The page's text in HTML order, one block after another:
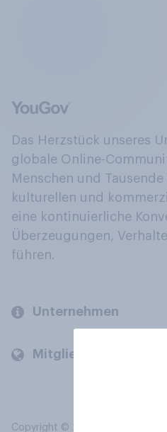
Das Herzstück unseres
globale Online-
Menschen und
kulturellen und
eine kontinuierliche
Überzeugungen,
führen.
Unternehmen
Mitglieder und
Copyright © 2026 YouGov PLC.